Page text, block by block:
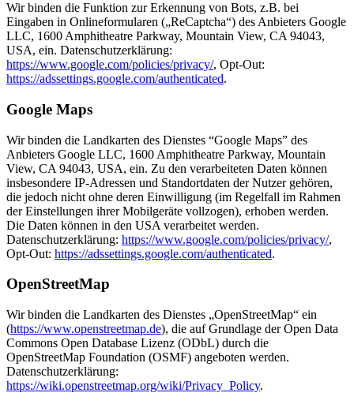
Wir binden die Funktion zur Erkennung von Bots, z.B. bei
Eingaben in Onlineformularen („ReCaptcha“) des Anbieters Google
LLC, 1600 Amphitheatre Parkway, Mountain View, CA 94043,
USA, ein. Datenschutzerklärung:
https://www.google.com/policies/privacy/, Opt-Out:
https://adssettings.google.com/authenticated.
Google Maps
Wir binden die Landkarten des Dienstes “Google Maps” des
Anbieters Google LLC, 1600 Amphitheatre Parkway, Mountain
View, CA 94043, USA, ein. Zu den verarbeiteten Daten können
insbesondere IP-Adressen und Standortdaten der Nutzer gehören,
die jedoch nicht ohne deren Einwilligung (im Regelfall im Rahmen
der Einstellungen ihrer Mobilgeräte vollzogen), erhoben werden.
Die Daten können in den USA verarbeitet werden.
Datenschutzerklärung: https://www.google.com/policies/privacy/,
Opt-Out: https://adssettings.google.com/authenticated.
OpenStreetMap
Wir binden die Landkarten des Dienstes „OpenStreetMap“ ein
(https://www.openstreetmap.de), die auf Grundlage der Open Data
Commons Open Database Lizenz (ODbL) durch die
OpenStreetMap Foundation (OSMF) angeboten werden.
Datenschutzerklärung:
https://wiki.openstreetmap.org/wiki/Privacy_Policy.